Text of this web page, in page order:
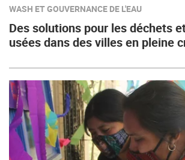
WASH ET GOUVERNANCE DE L'EAU
Des solutions pour les déchets
usées dans des villes en pleine